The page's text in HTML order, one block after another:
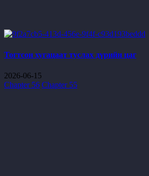
Тогтсон хугацаат туслах дүрийн цаг
2026-06-15
Chapter 56 Chapter 55